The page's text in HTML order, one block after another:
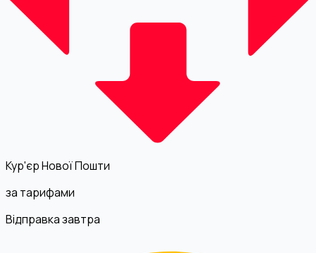
Кур'єр Нової Пошти
за тарифами
Відправка завтра